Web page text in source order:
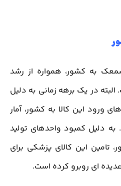
سمعک به کشور، همواره از رشد
در یک برهه زمانی به دلیل
ورود این کالا به کشور، آمار
دلیل کمبود واحدهای تولید
تامین این کالای پزشکی برای
ای روبرو کرده است.